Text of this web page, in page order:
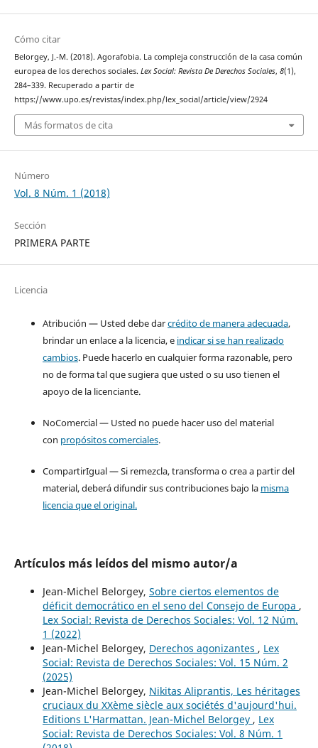
Cómo citar
Belorgey, J.-M. (2018). Agorafobia. La compleja construcción de la casa común
europea de los derechos sociales. Lex Social: Revista De Derechos Sociales, 8(1),
284–339. Recuperado a partir de
https://www.upo.es/revistas/index.php/lex_social/article/view/2924
Más formatos de cita
Número
Vol. 8 Núm. 1 (2018)
Sección
PRIMERA PARTE
Licencia
Atribución — Usted debe darcrédito de manera adecuada,
brindar un enlace a la licencia, e indicar si se han realizado
cambios. Puede hacerlo en cualquier forma razonable, pero
no de forma tal que sugiera que usted o su uso tienen el
apoyo de la licenciante.
NoComercial — Usted no puede hacer uso del material
con propósitos comerciales.
CompartirIgual — Si remezcla, transforma o crea a partir del
material, deberá difundir sus contribuciones bajo la misma
licencia que el original.
Artículos más leídos del mismo autor/a
Jean-Michel Belorgey, Sobre ciertos elementos de
déficit democrático en el seno del Consejo de Europa ,
Lex Social: Revista de Derechos Sociales: Vol. 12 Núm.
1 (2022)
Jean-Michel Belorgey, Derechos agonizantes , Lex
Social: Revista de Derechos Sociales: Vol. 15 Núm. 2
(2025)
Jean-Michel Belorgey, Nikitas Aliprantis, Les héritages
cruciaux du XXème siècle aux sociétés d'aujourd'hui.
Editions L'Harmattan. Jean-Michel Belorgey , Lex
Social: Revista de Derechos Sociales: Vol. 8 Núm. 1